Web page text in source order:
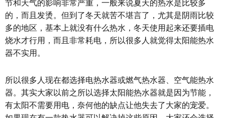
节和天气的影响非常严重，一般来说夏天的热水是比较多
的，而且发烫。但到了冬天就苦不堪言了，尤其是阴雨比较
多的地区，基本上就没有什么热水，冬天使用起来还要插电
烧水才行用，而且非常耗电，所以很多人就觉得太阳能热水
器不实用。
所以很多人现在都选择电热水器或燃气热水器、空气能热水
器。其实大家以前之所以选择太阳能热水器就是因为节能，
有太阳不需要用电，奈何他的缺点让他失去了大家的宠爱。